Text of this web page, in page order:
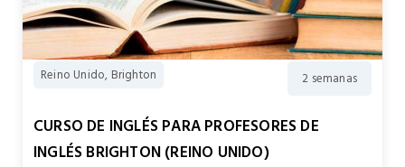
Reino Unido, Brighton 2 semanas
CURSO DE INGLÉS PARA PROFESORES DE
INGLÉS BRIGHTON (REINO UNIDO)